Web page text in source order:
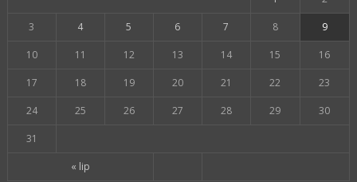
« lip
3 4 5 6 7 8 9
10 11 12 13 14 15 16
17 18 19 20 21 22 23
24 25 26 27 28 29 30
31